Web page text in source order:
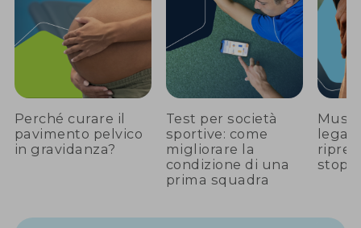
Perché curare il
pavimento pelvico
in gravidanza?
Test per società
sportive: come
migliorare la
condizione di una
prima squadra
stop